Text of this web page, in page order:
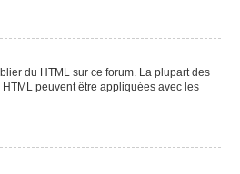
du HTML sur ce forum. La plupart des
peuvent être appliquées avec les